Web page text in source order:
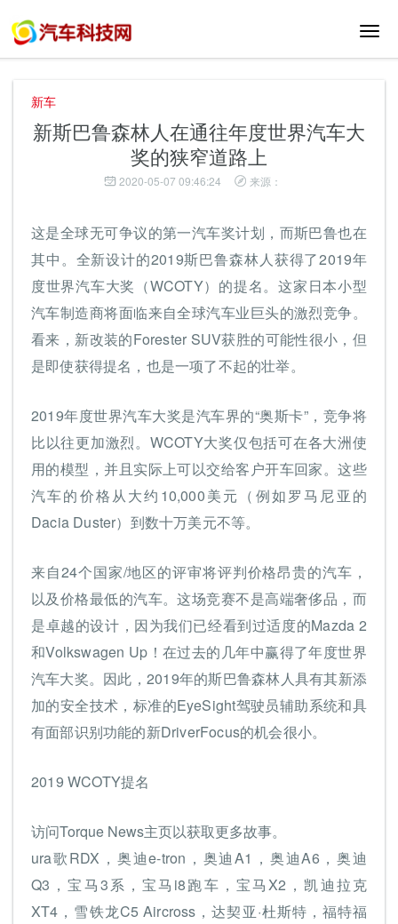
切
新车
新斯巴鲁森林人在通往年度世界汽车大
奖的狭窄道路上
2020-05-07 09:46:24 来源：
这是全球无可争议的第一汽车奖计划，而斯巴鲁也在
其中。全新设计的2019斯巴鲁森林人获得了2019年
度世界汽车大奖（WCOTY）的提名。这家日本小型
汽车制造商将面临来自全球汽车业巨头的激烈竞争。
看来，新改装的Forester SUV获胜的可能性很小，但
是即使获得提名，也是一项了不起的壮举。
2019年度世界汽车大奖是汽车界的“奥斯卡”，竞争将
比以往更加激烈。WCOTY大奖仅包括可在各大洲使
用的模型，并且实际上可以交给客户开车回家。这些
汽车的价格从大约10,000美元（例如罗马尼亚的
Dacia Duster）到数十万美元不等。
来自24个国家/地区的评审将评判价格昂贵的汽车，
以及价格最低的汽车。这场竞赛不是高端奢侈品，而
是卓越的设计，因为我们已经看到过适度的Mazda 2
和Volkswagen Up！在过去的几年中赢得了年度世界
汽车大奖。因此，2019年的斯巴鲁森林人具有其新添
加的安全技术，标准的EyeSight驾驶员辅助系统和具
有面部识别功能的新DriverFocus的机会很小。
2019 WCOTY提名
访问Torque News主页以获取更多故事。
ura歌RDX，奥迪e-tron，奥迪A1，奥迪A6，奥迪
Q3，宝马3系，宝马i8跑车，宝马X2，凯迪拉克
XT4，雪铁龙C5 Aircross，达契亚·杜斯特，福特福